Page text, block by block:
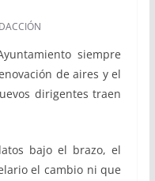
siempre
de aires y el
dirigentes traen
bajo el brazo, el
el cambio ni que